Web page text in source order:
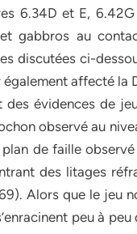
6.34D et E,
gabbros au
discutées ci-
affecté la
des évidences de
observé au
de faille
des litages
Alors que le
peu à